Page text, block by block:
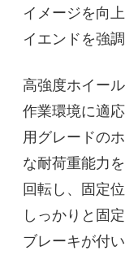
イメージを向
イエンドを強調
高強度ホイー
作業環境に適
用グレードの
な耐荷重能力
回転し、固定
しっかりと固
ブレーキが付